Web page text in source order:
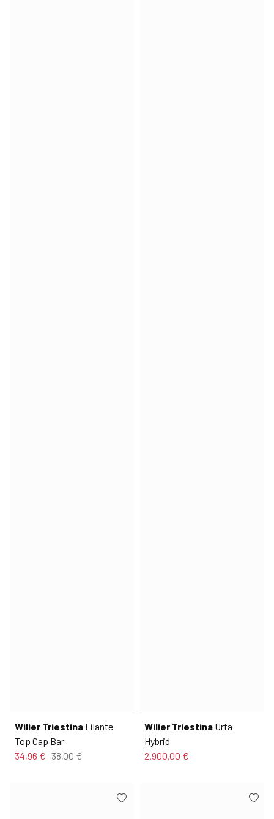
Wilier Triestina Filante
Top Cap Bar
34,96 € 38,00 €
Wilier Triestina Urta
Hybrid
2.900,00 €